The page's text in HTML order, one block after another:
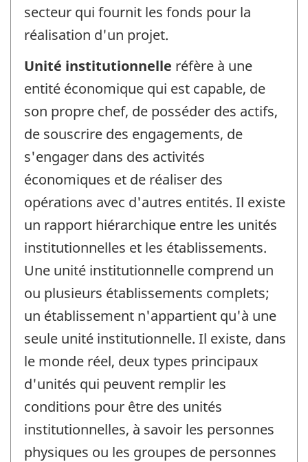
secteur qui fournit les fonds pour la
réalisation d'un projet.
Unité institutionnelle réfère à une
entité économique qui est capable, de
son propre chef, de posséder des actifs,
de souscrire des engagements, de
s'engager dans des activités
économiques et de réaliser des
opérations avec d'autres entités. Il existe
un rapport hiérarchique entre les unités
institutionnelles et les établissements.
Une unité institutionnelle comprend un
ou plusieurs établissements complets;
un établissement n'appartient qu'à une
seule unité institutionnelle. Il existe, dans
le monde réel, deux types principaux
d'unités qui peuvent remplir les
conditions pour être des unités
institutionnelles, à savoir les personnes
physiques ou les groupes de personnes